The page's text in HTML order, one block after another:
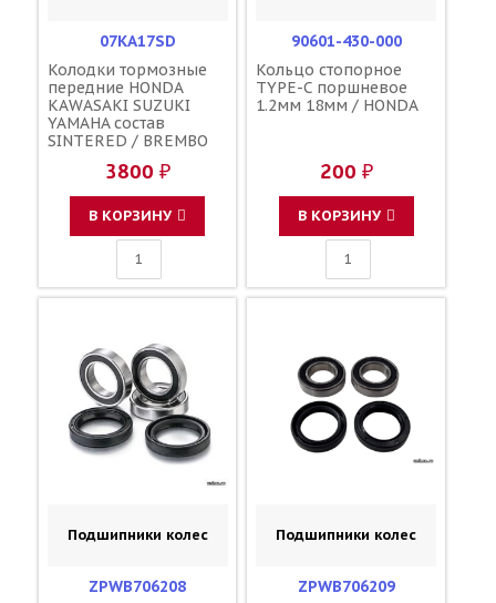
07KA17SD
Колодки тормозные
передние HONDA
KAWASAKI SUZUKI
YAMAHA состав
SINTERED / BREMBO
MY6-415 43082-0049
43082-0132 43082-1247
43082-1266 43082-0220
37820 5MV-W0045-01-
3800 ₽
В КОРЗИНУ
90601-430-000
Кольцо стопорное
TYPE-C поршневое
1.2мм 18мм / HONDA
200 ₽
В КОРЗИНУ
Подшипники колес
ZPWB706208
Подшипники колес
ZPWB706209